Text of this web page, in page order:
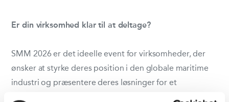
Er din virksomhed klar til at deltage?
SMM 2026 er det ideelle event for virksomheder, der
ønsker at styrke deres position i den globale maritime
industri og præsentere deres løsninger for et